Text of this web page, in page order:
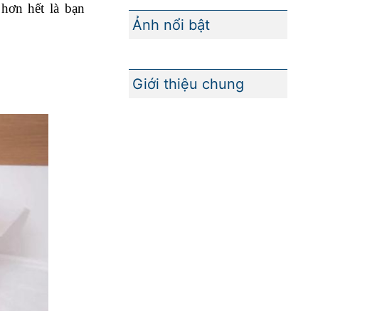
hết là bạn
Ảnh nổi bật
Giới thiệu chung